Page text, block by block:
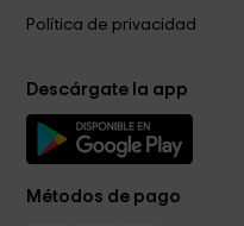
Política de privacidad
Descárgate la app
Métodos de pago